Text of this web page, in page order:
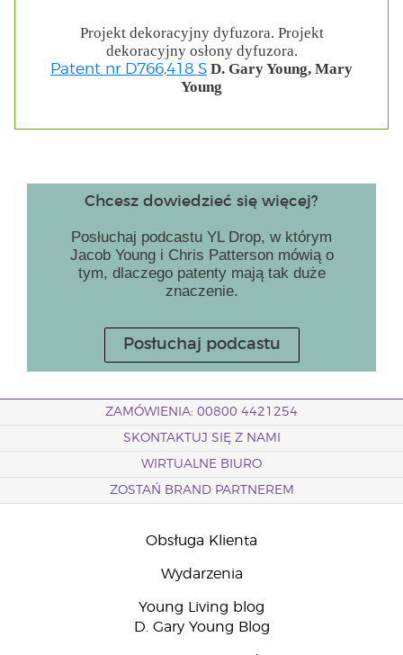
Projekt dekoracyjny dyfuzora. Projekt
dekoracyjny osłony dyfuzora.
Patent nr D766,418 S D. Gary Young, Mary
Young
Chcesz dowiedzieć się więcej?
Posłuchaj podcastu YL Drop, w którym
Jacob Young i Chris Patterson mówią o
tym, dlaczego patenty mają tak duże
znaczenie.
Posłuchaj podcastu
ZAMÓWIENIA: 00800 4421254
SKONTAKTUJ SIĘ Z NAMI
WIRTUALNE BIURO
ZOSTAŃ BRAND PARTNEREM
Obsługa Klienta
Wydarzenia
Young Living blog
D. Gary Young Blog